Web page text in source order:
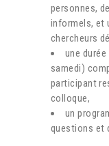
personnes,
informels, et
chercheurs
une
samedi)
participant
colloque,
un
questions et